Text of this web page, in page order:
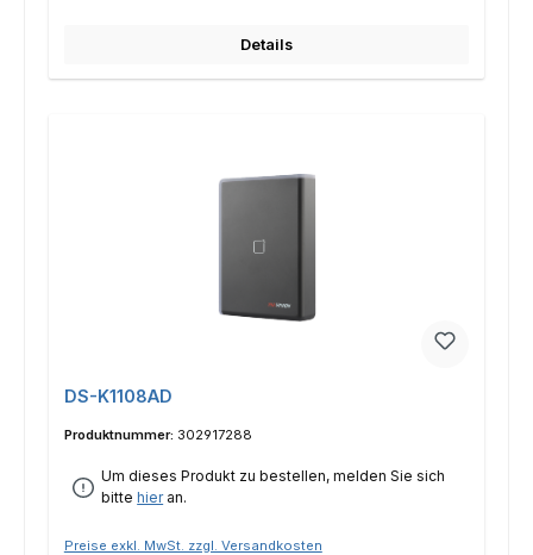
Details
DS-K1108AD
Produktnummer: 302917288
Um dieses Produkt zu bestellen, melden Sie sich
bittehieran.
Preise exkl. MwSt. zzgl. Versandkosten